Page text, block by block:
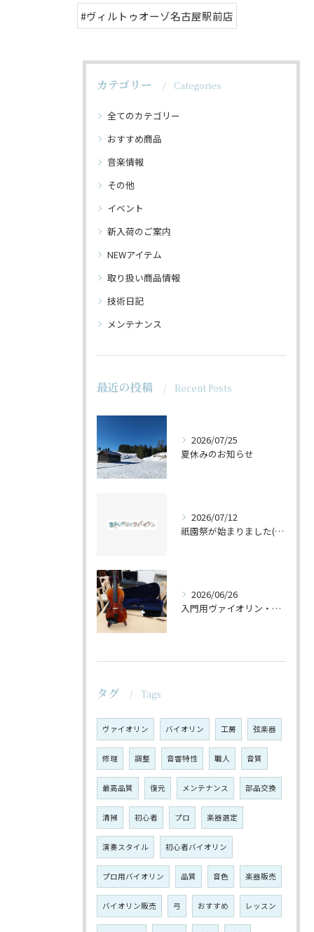
#ヴィルトゥオーゾ名古屋駅前店
カテゴリー Categories
全てのカテゴリー
おすすめ商品
音楽情報
その他
イベント
新入荷のご案内
NEWアイテム
取り扱い商品情報
技術日記
メンテナンス
最近の投稿 Recent Posts
2026/07/25
夏休みのお知らせ
2026/07/12
祇園祭が始まりました(^^♪
2026/06/26
入門用ヴァイオリン・セットの仕上げ♪
タグ Tags
ヴァイオリン バイオリン 工房 弦楽器
修理 調整 音響特性 職人 音質
最高品質 復元 メンテナンス 部品交換
清掃 初心者 プロ 楽器選定
演奏スタイル 初心者バイオリン
プロ用バイオリン 品質 音色 楽器販売
バイオリン販売 弓 おすすめ レッスン